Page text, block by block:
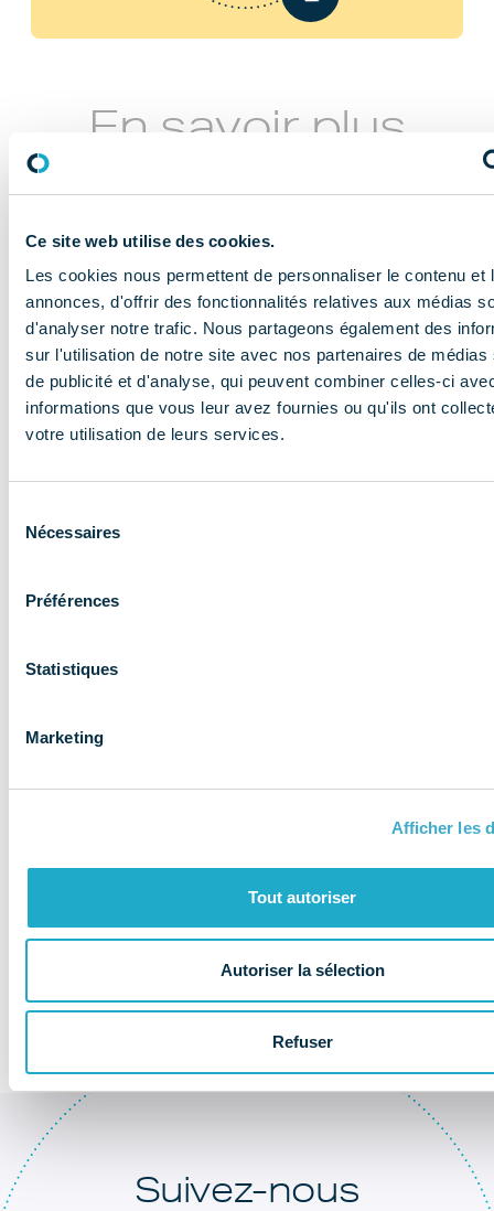
Ce site web utilise des cookies.
Les cookies nous permettent de personnaliser le contenu et
annonces, d'offrir des fonctionnalités relatives aux médias
d'analyser notre trafic. Nous partageons également des
sur l'utilisation de notre site avec nos partenaires de médias
de publicité et d'analyse, qui peuvent combiner celles-ci
informations que vous leur avez fournies ou qu'ils ont
votre utilisation de leurs services.
Nécessaires
Préférences
Statistiques
Marketing
Afficher les
Tout autoriser
Autoriser la sélection
Refuser
En savoir plus
NOS MISSIONS
Le COMIDENT
apporte son
entreprises et
les accompagne
Au coeur de la
santé dentaire
Suivez-nous